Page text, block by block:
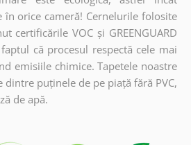
orice cameră! Cernelurile folosite
certificările VOC și GREENGUARD
că procesul respectă cele mai
emisiile chimice. Tapetele noastre
puținele de pe piață fără PVC,
de apă.